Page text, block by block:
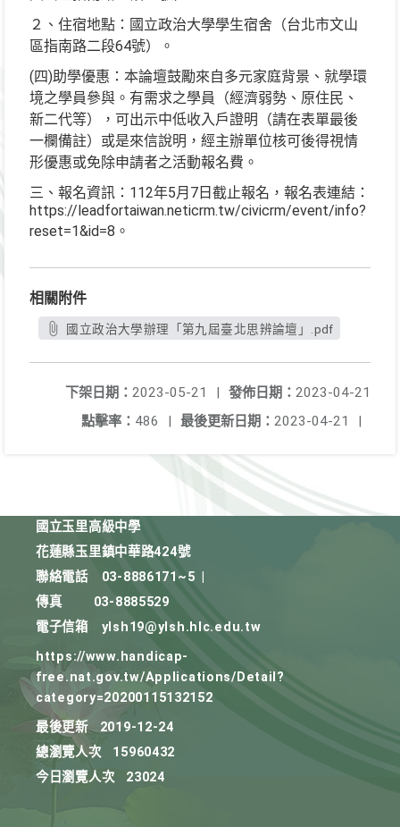
２、住宿地點：國立政治大學學生宿舍（台北市文山
區指南路二段64號）。
(四)助學優惠：本論壇鼓勵來自多元家庭背景、就學環
境之學員參與。有需求之學員（經濟弱勢、原住民、
新二代等），可出示中低收入戶證明（請在表單最後
一欄備註）或是來信說明，經主辦單位核可後得視情
形優惠或免除申請者之活動報名費。
三、報名資訊：112年5月7日截止報名，報名表連結：
https://leadfortaiwan.neticrm.tw/civicrm/event/info?
reset=1&id=8。
相關附件
國立政治大學辦理「第九屆臺北思辨論壇」.pdf
發佈日期： 2023-04-21
下架日期： 2023-05-21
|
最後更新日期： 2023-04-21 |
點擊率： 486 |
國立玉里高級中學
花蓮縣玉里鎮中華路424號
聯絡電話
03-8886171~5
傳真
03-8885529
電子信箱
ylsh19@ylsh.hlc.edu.tw
https://www.handicap-
free.nat.gov.tw/Applications/Detail?
category=20200115132152
最後更新
2019-12-24
總瀏覽人次
15960432
今日瀏覽人次
23024